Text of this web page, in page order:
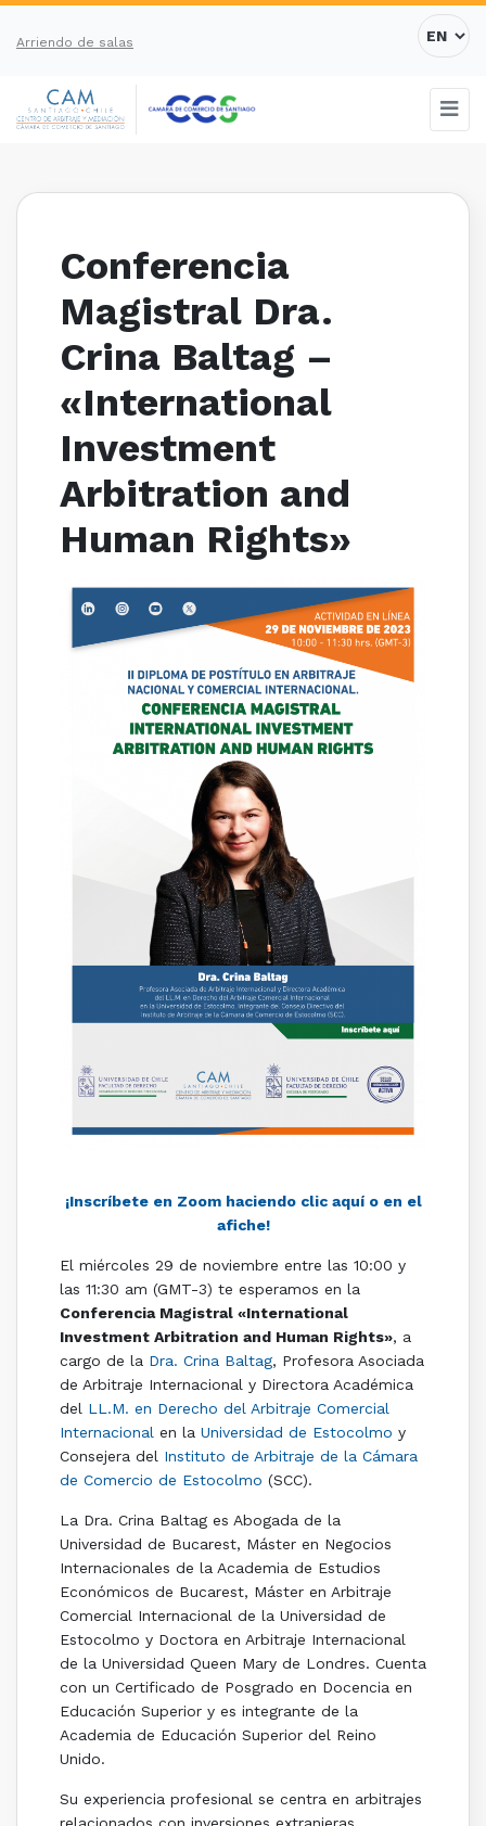
Arriendo de salas
Conferencia
Magistral Dra.
Crina Baltag –
«International
Investment
Arbitration and
Human Rights»
¡Inscríbete en Zoom haciendo clic aquí o en el
afiche!
El miércoles 29 de noviembre entre las 10:00 y
las 11:30 am (GMT-3) te esperamos en la
Conferencia Magistral «International
Investment Arbitration and Human Rights», a
cargo de la Dra. Crina Baltag, Profesora Asociada
de Arbitraje Internacional y Directora Académica
del LL.M. en Derecho del Arbitraje Comercial
Internacionalen la Universidad de Estocolmo y
Consejera del Instituto de Arbitraje de la Cámara
de Comercio de Estocolmo (SCC).
La Dra. Crina Baltag es Abogada de la
Universidad de Bucarest, Máster en Negocios
Internacionales de la Academia de Estudios
Económicos de Bucarest, Máster en Arbitraje
Comercial Internacional de la Universidad de
Estocolmo y Doctora en Arbitraje Internacional
de la Universidad Queen Mary de Londres. Cuenta
con un Certificado de Posgrado en Docencia en
Educación Superior y es integrante de la
Academia de Educación Superior del Reino
Unido.
Su experiencia profesional se centra en arbitrajes